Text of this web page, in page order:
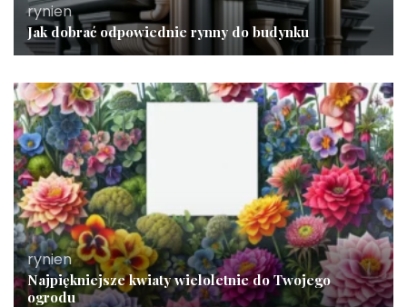
rynien
Jak dobrać odpowiednie rynny do budynku
rynien
Najpiękniejsze kwiaty wieloletnie do Twojego
ogrodu